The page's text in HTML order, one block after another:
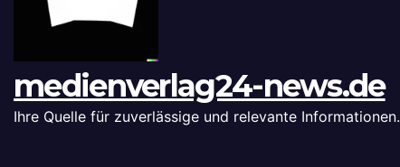
medienverlag24-news.de
Ihre Quelle für zuverlässige und relevante Informationen.